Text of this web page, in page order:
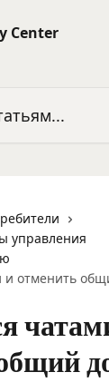
управления
и отменить